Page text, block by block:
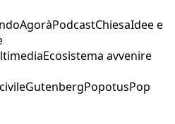
AgoràPodcastChiesaIdee e
Ecosistema avvenire
GutenbergPopotusPop